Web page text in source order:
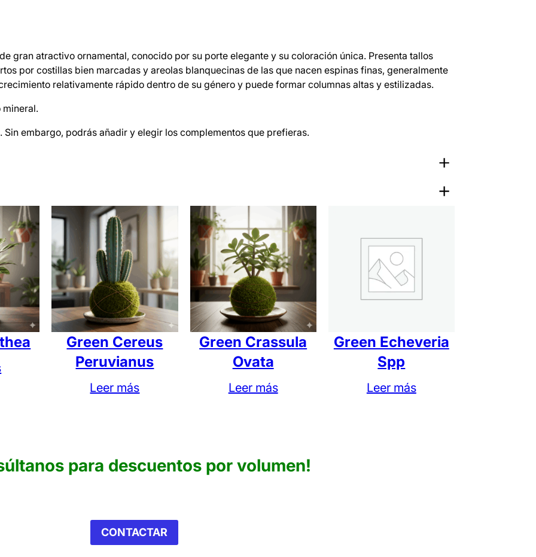
gran atractivo ornamental, conocido por su porte elegante y su coloración única. Presenta tallos
por costillas bien marcadas y areolas blanquecinas de las que nacen espinas finas, generalmente
relativamente rápido dentro de su género y puede formar columnas altas y estilizadas.
mineral.
embargo, podrás añadir y elegir los complementos que prefieras.
Pilosocereus Magnificus
Magnificus”
Los campos obligatorios están marcados con *
navegador para la próxima vez que comente.
Green Cereus
Peruvianus
Leer más
Green Crassula
Ovata
Leer más
Green Echeveria
Spp
Leer más
para descuentos por volumen!
CONTACTAR